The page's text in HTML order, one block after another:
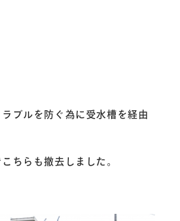
ブルを防ぐ為に受水槽を経由
ちらも撤去しました。